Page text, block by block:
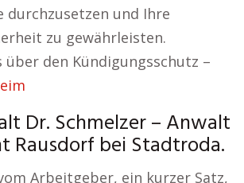
durchzusetzen und Ihre
zu gewährleisten.
über den Kündigungsschutz –
Dr. Schmelzer – Anwalt
Rausdorf bei Stadtroda.
Arbeitgeber, ein kurzer Satz,